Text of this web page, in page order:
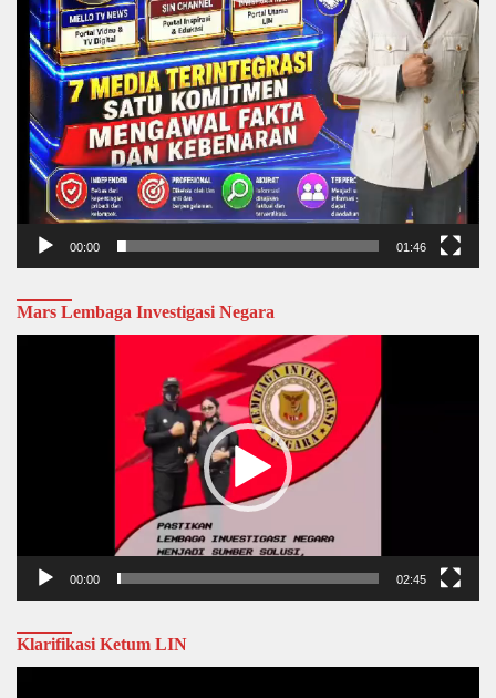
00:00 01:46
Mars Lembaga Investigasi Negara
00:00 02:45
Klarifikasi Ketum LIN